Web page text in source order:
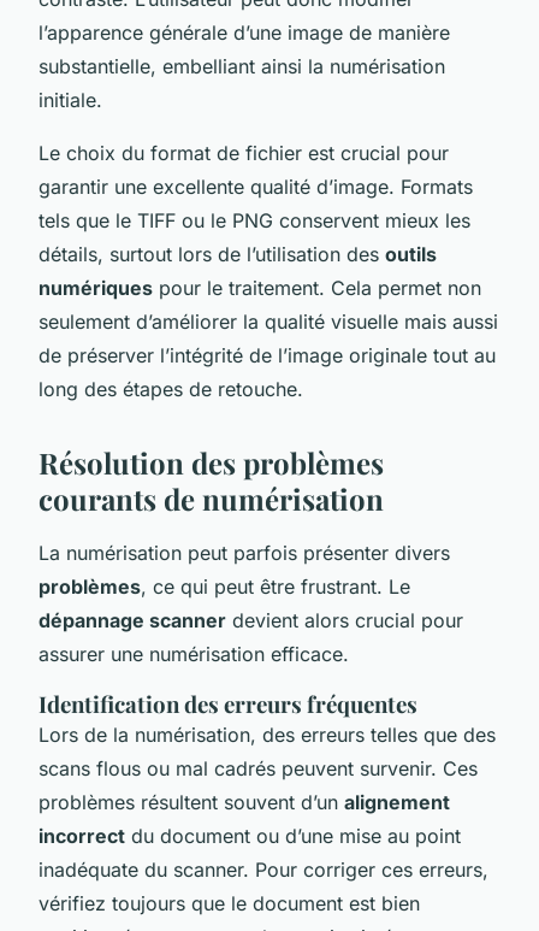
l’apparence générale d’une image de manière
substantielle, embelliant ainsi la numérisation
initiale.
Le choix du format de fichier est crucial pour
garantir une excellente qualité d’image. Formats
tels que le TIFF ou le PNG conservent mieux les
détails, surtout lors de l’utilisation des outils
numériques pour le traitement. Cela permet non
seulement d’améliorer la qualité visuelle mais aussi
de préserver l’intégrité de l’image originale tout au
long des étapes de retouche.
Résolution des problèmes
courants de numérisation
La numérisation peut parfois présenter divers
problèmes, ce qui peut être frustrant. Le
dépannage scanner devient alors crucial pour
assurer une numérisation efficace.
Identification des erreurs fréquentes
Lors de la numérisation, des erreurs telles que des
scans flous ou mal cadrés peuvent survenir. Ces
problèmes résultent souvent d’un alignement
incorrect du document ou d’une mise au point
inadéquate du scanner. Pour corriger ces erreurs,
vérifiez toujours que le document est bien